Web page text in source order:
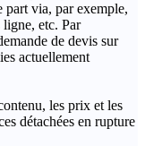
part via, par exemple,
ligne, etc. Par
de devis sur
actuellement
les prix et les
détachées en rupture